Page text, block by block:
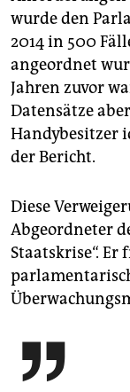
wurde den
2014 in 500
angeordnet
Jahren zuvor
Datensätze
Handybesitzer
der Bericht.
Diese
Abgeordneter
Staatskrise“. Er
